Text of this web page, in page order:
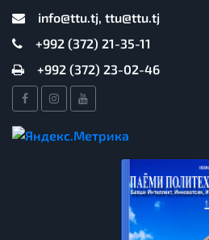
info@ttu.tj, ttu@ttu.tj
+992 (372) 21-35-11
+992 (372) 23-02-46